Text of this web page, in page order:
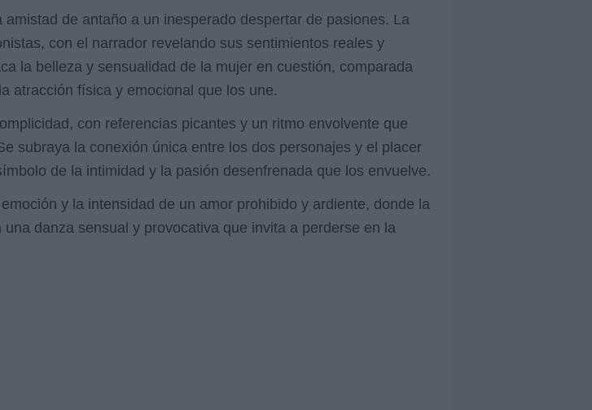
de antaño a un inesperado despertar de pasiones. La
con el narrador revelando sus sentimientos reales y
la belleza y sensualidad de la mujer en cuestión, comparada
atracción física y emocional que los une.
con referencias picantes y un ritmo envolvente que
subraya la conexión única entre los dos personajes y el placer
de la intimidad y la pasión desenfrenada que los envuelve.
y la intensidad de un amor prohibido y ardiente, donde la
danza sensual y provocativa que invita a perderse en la